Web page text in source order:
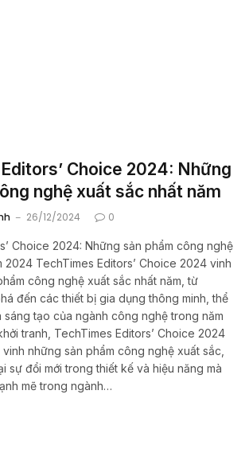
Choice 2024: Những
nghệ xuất sắc nhất năm
26/12/2024 0
Choice 2024: Những sản phẩm công nghệ
2024 TechTimes Editors’ Choice 2024 vinh
công nghệ xuất sắc nhất năm, từ
đến các thiết bị gia dụng thông minh, thể
sáng tạo của ngành công nghệ trong năm
tranh, TechTimes Editors’ Choice 2024
những sản phẩm công nghệ xuất sắc,
sự đổi mới trong thiết kế và hiệu năng mà
mẽ trong ngành…